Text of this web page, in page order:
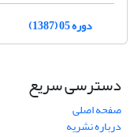
دوره 05 (1387)
دسترسی سریع
صفحه اصلی
درباره نشریه